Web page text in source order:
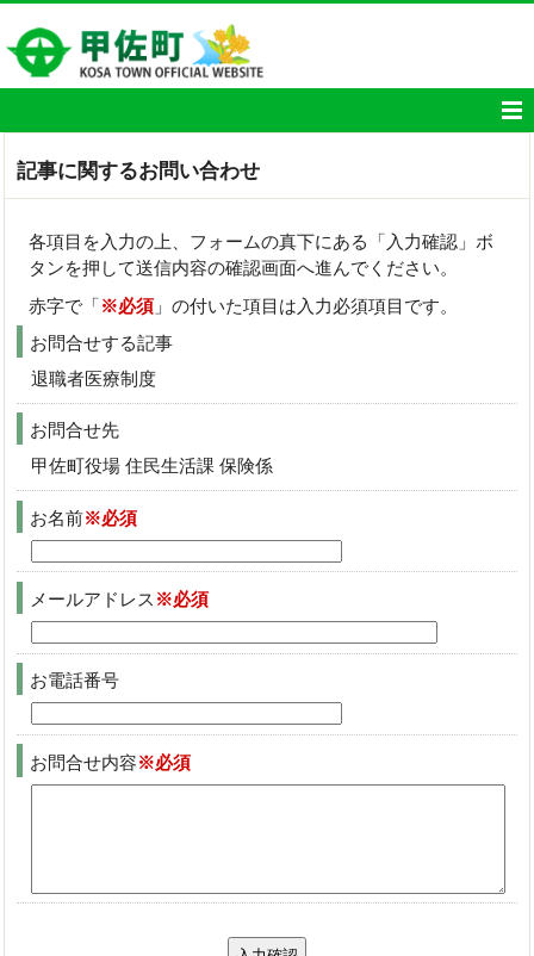
記事に関するお問い合わせ
各項目を入力の上、フォームの真下にある「入力確認」ボ
タンを押して送信内容の確認画面へ進んでください。
赤字で「※必須 」の付いた項目は入力必須項目です。
お問合せする記事
退職者医療制度
お問合せ先
甲佐町役場 住民生活課 保険係
お名前※必須
メールアドレス ※必須
お電話番号
お問合せ内容※必須